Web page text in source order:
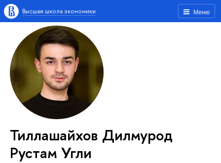
Меню
Высшая школа экономики
Тиллашайхов Дилмурод
Рустам Угли